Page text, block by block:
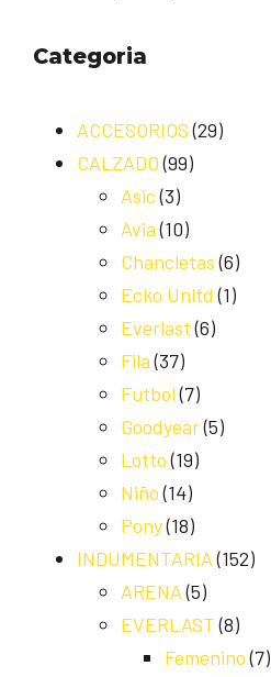
Categoria
ACCESORIOS (29)
CALZADO (99)
Asic (3)
Avia (10)
Chancletas (6)
Ecko Unltd (1)
Everlast (6)
Fila (37)
Futbol (7)
Goodyear(5)
Lotto (19)
Niño (14)
Pony(18)
INDUMENTARIA (152)
ARENA (5)
EVERLAST (8)
Femenino (7)